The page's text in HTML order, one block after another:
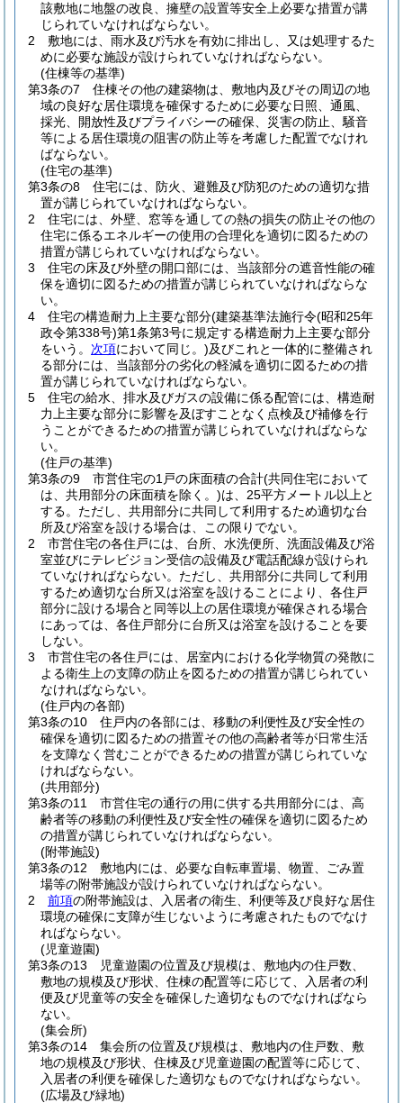
該敷地に地盤の改良、擁壁の設置等安全上必要な措置が講
じられていなければならない。
2
敷地には、雨水及び汚水を有効に排出し、又は処理するた
めに必要な施設が設けられていなければならない。
(住棟等の基準)
第3条の7
住棟その他の建築物は、敷地内及びその周辺の地
域の良好な居住環境を確保するために必要な日照、通風、
採光、開放性及びプライバシーの確保、災害の防止、騒音
等による居住環境の阻害の防止等を考慮した配置でなけれ
ばならない。
(住宅の基準)
第3条の8
住宅には、防火、避難及び防犯のための適切な措
置が講じられていなければならない。
2
住宅には、外壁、窓等を通しての熱の損失の防止その他の
住宅に係るエネルギーの使用の合理化を適切に図るための
措置が講じられていなければならない。
3
住宅の床及び外壁の開口部には、当該部分の遮音性能の確
保を適切に図るための措置が講じられていなければならな
い。
4
住宅の構造耐力上主要な部分(建築基準法施行令(昭和25年
政令第338号)第1条第3号に規定する構造耐力上主要な部分
をいう。 次項において同じ。)及びこれと一体的に整備され
る部分には、当該部分の劣化の軽減を適切に図るための措
置が講じられていなければならない。
5
住宅の給水、排水及びガスの設備に係る配管には、構造耐
力上主要な部分に影響を及ぼすことなく点検及び補修を行
うことができるための措置が講じられていなければならな
い。
(住戸の基準)
第3条の9
市営住宅の1戸の床面積の合計(共同住宅において
は、共用部分の床面積を除く。)は、25平方メートル以上と
する。 ただし、共用部分に共同して利用するため適切な台
所及び浴室を設ける場合は、この限りでない。
2
市営住宅の各住戸には、台所、水洗便所、洗面設備及び浴
室並びにテレビジョン受信の設備及び電話配線が設けられ
ていなければならない。 ただし、共用部分に共同して利用
するため適切な台所又は浴室を設けることにより、各住戸
部分に設ける場合と同等以上の居住環境が確保される場合
にあっては、各住戸部分に台所又は浴室を設けることを要
しない。
3
市営住宅の各住戸には、居室内における化学物質の発散に
よる衛生上の支障の防止を図るための措置が講じられてい
なければならない。
(住戸内の各部)
第3条の10
住戸内の各部には、移動の利便性及び安全性の
確保を適切に図るための措置その他の高齢者等が日常生活
を支障なく営むことができるための措置が講じられていな
ければならない。
(共用部分)
第3条の11
市営住宅の通行の用に供する共用部分には、高
齢者等の移動の利便性及び安全性の確保を適切に図るため
の措置が講じられていなければならない。
(附帯施設)
第3条の12
敷地内には、必要な自転車置場、物置、ごみ置
場等の附帯施設が設けられていなければならない。
2
前項の附帯施設は、入居者の衛生、利便等及び良好な居住
環境の確保に支障が生じないように考慮されたものでなけ
ればならない。
(児童遊園)
第3条の13
児童遊園の位置及び規模は、敷地内の住戸数、
敷地の規模及び形状、住棟の配置等に応じて、入居者の利
便及び児童等の安全を確保した適切なものでなければなら
ない。
(集会所)
第3条の14
集会所の位置及び規模は、敷地内の住戸数、敷
地の規模及び形状、住棟及び児童遊園の配置等に応じて、
入居者の利便を確保した適切なものでなければならない。
(広場及び緑地)